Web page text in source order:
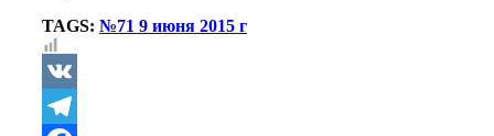
TAGS: №71 9 июня 2015 г
VK